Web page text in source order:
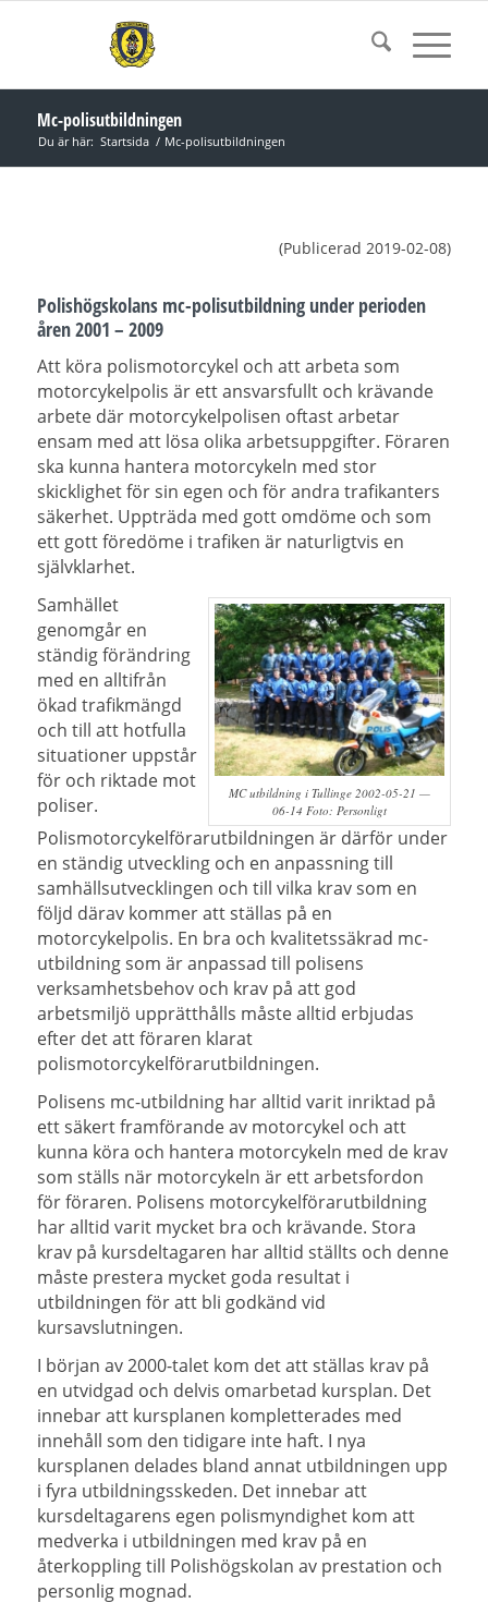
Mc-polisutbildningen
Du är här: Startsida / Mc-polisutbildningen
(Publicerad 2019-02-08)
Polishögskolans mc-polisutbildning under perioden
åren 2001 – 2009
Att köra polismotorcykel och att arbeta som
motorcykelpolis är ett ansvarsfullt och krävande
arbete där motorcykelpolisen oftast arbetar
ensam med att lösa olika arbetsuppgifter. Föraren
ska kunna hantera motorcykeln med stor
skicklighet för sin egen och för andra trafikanters
säkerhet. Uppträda med gott omdöme och som
ett gott föredöme i trafiken är naturligtvis en
självklarhet.
MC utbildning i Tullinge 2002-05-21 —
06-14 Foto: Personligt
Samhället
genomgår en
ständig förändring
med en alltifrån
ökad trafikmängd
och till att hotfulla
situationer uppstår
för och riktade mot
poliser.
Polismotorcykelförarutbildningen är därför under
en ständig utveckling och en anpassning till
samhällsutvecklingen och till vilka krav som en
följd därav kommer att ställas på en
motorcykelpolis. En bra och kvalitetssäkrad mc-
utbildning som är anpassad till polisens
verksamhetsbehov och krav på att god
arbetsmiljö upprätthålls måste alltid erbjudas
efter det att föraren klarat
polismotorcykelförarutbildningen.
Polisens mc-utbildning har alltid varit inriktad på
ett säkert framförande av motorcykel och att
kunna köra och hantera motorcykeln med de krav
som ställs när motorcykeln är ett arbetsfordon
för föraren. Polisens motorcykelförarutbildning
har alltid varit mycket bra och krävande. Stora
krav på kursdeltagaren har alltid ställts och denne
måste prestera mycket goda resultat i
utbildningen för att bli godkänd vid
kursavslutningen.
I början av 2000-talet kom det att ställas krav på
en utvidgad och delvis omarbetad kursplan. Det
innebar att kursplanen kompletterades med
innehåll som den tidigare inte haft. I nya
kursplanen delades bland annat utbildningen upp
i fyra utbildningsskeden. Det innebar att
kursdeltagarens egen polismyndighet kom att
medverka i utbildningen med krav på en
återkoppling till Polishögskolan av prestation och
personlig mognad.